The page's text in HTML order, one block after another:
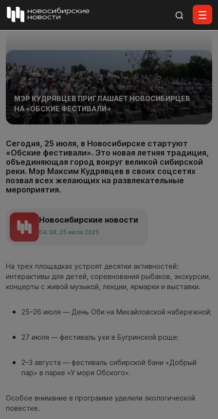
МЭР КУДРЯВЦЕВ ПРИГЛАШАЕТ НОВОСИБИРЦЕВ
НА «ОБСКИЕ ФЕСТИВАЛИ»
Сегодня, 25 июля, в Новосибирске стартуют
«Обские фестивали». Это новая летняя традиция,
объединяющая город вокруг великой сибирской
реки. Мэр Максим Кудрявцев в своих соцсетях
позвал всех желающих на развлекательные
мероприятия.
Новосибирские новости
04:38, 25 июля 2025
На трёх площадках устроят десятки активностей:
интерактивы для детей, соревнования рыбаков, экскурсии,
концерты с живой музыкой, лекции, ярмарки и выставки.
25–26 июля — День Оби на Михайловской набережной;
27 июля — фестиваль ухи в Бугринской роще;
2–3 августа — фестиваль сибирской бани «Добрый
пар» в парке «У моря Обского».
Особое внимание в программе уделили экологической
повестке.